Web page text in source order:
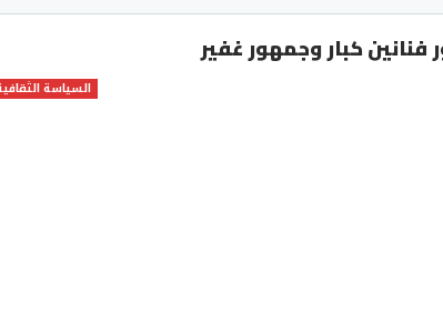
كبار وجمهور غفير
السياسة